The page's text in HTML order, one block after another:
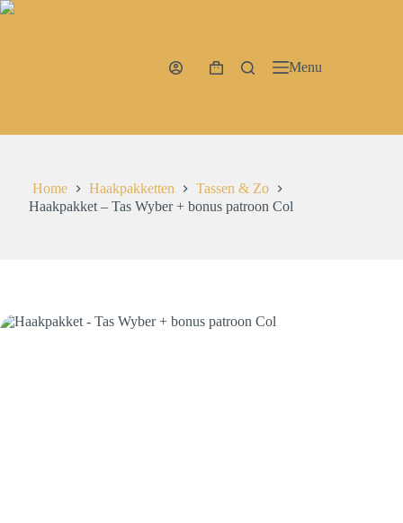
Ga
WinkelwagenMenu
Home Haakpakketten
Tassen & Zo
Haakpakket – Tas Wyber + bonus patroon Col